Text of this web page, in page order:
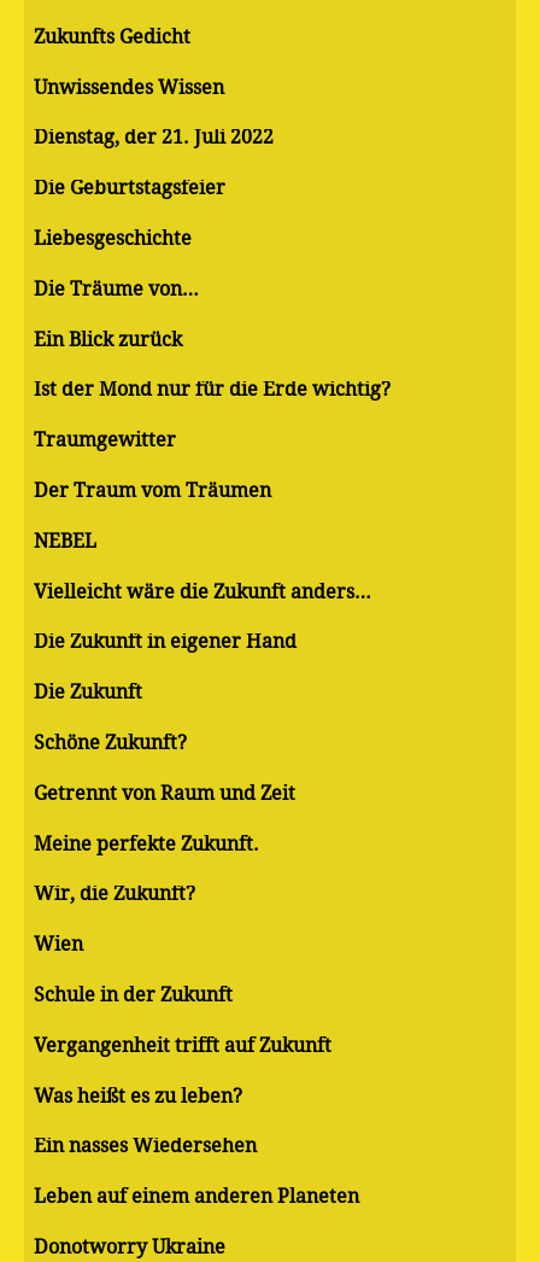
Zukunfts Gedicht
Unwissendes Wissen
Dienstag, der 21. Juli 2022
Die Geburtstagsfeier
Liebesgeschichte
Die Träume von…
Ein Blick zurück
Ist der Mond nur für die Erde wichtig?
Traumgewitter
Der Traum vom Träumen
NEBEL
Vielleicht wäre die Zukunft anders…
Die Zukunft in eigener Hand
Die Zukunft
Schöne Zukunft?
Getrennt von Raum und Zeit
Meine perfekte Zukunft.
Wir, die Zukunft?
Wien
Schule in der Zukunft
Vergangenheit trifft auf Zukunft
Was heißt es zu leben?
Ein nasses Wiedersehen
Leben auf einem anderen Planeten
Donotworry Ukraine